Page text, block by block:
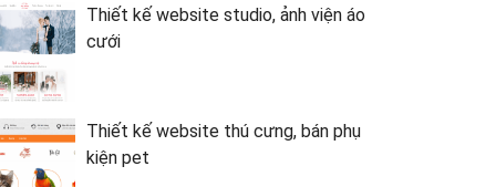
Thiết kế website studio, ảnh viện áo
cưới
Thiết kế website thú cưng, bán phụ
kiện pet